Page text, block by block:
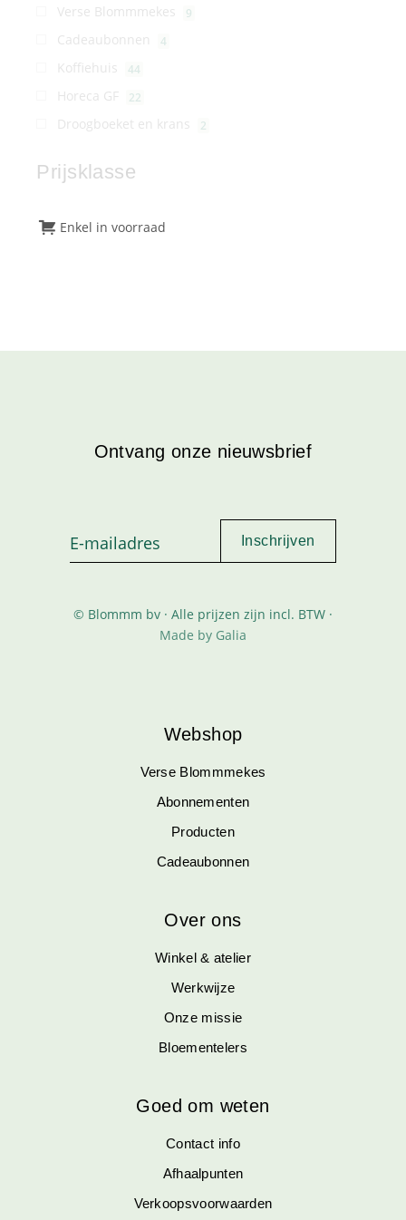
Verse Blommmekes 9
Cadeaubonnen 4
Koffiehuis 44
Horeca GF 22
Droogboeket en krans 2
Prijsklasse
Enkel in voorraad
Ontvang onze nieuwsbrief
© Blommm bv · Alle prijzen zijn incl. BTW ·
Made by Galia
Webshop
Verse Blommmekes
Abonnementen
Producten
Cadeaubonnen
Over ons
Winkel & atelier
Werkwijze
Onze missie
Bloementelers
Goed om weten
Contact info
Afhaalpunten
Verkoopsvoorwaarden